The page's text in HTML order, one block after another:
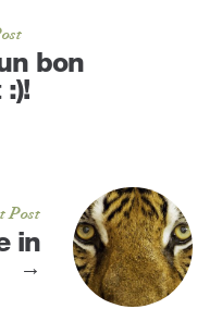
bon
Post
in
→